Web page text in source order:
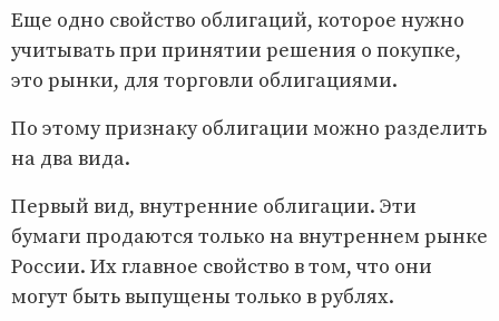
Еще одно свойство облигаций, которое нужно
учитывать при принятии решения о покупке,
это рынки, для торговли облигациями.
По этому признаку облигации можно разделить
на два вида.
Первый вид, внутренние облигации. Эти
бумаги продаются только на внутреннем рынке
России. Их главное свойство в том, что они
могут быть выпущены только в рублях.